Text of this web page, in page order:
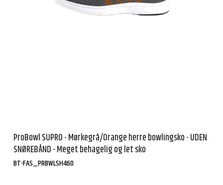
ProBowl SUPRO - Mørkegrå/Orange herre bowlingsko - UDEN
SNØREBÅND - Meget behagelig og let sko
BT-FAS_PRBWLSH460